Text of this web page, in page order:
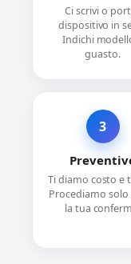
Ci scrivi o
dispositivo in
Indichi
guasto.
3
Ti diamo costo e
Procediamo
la tua